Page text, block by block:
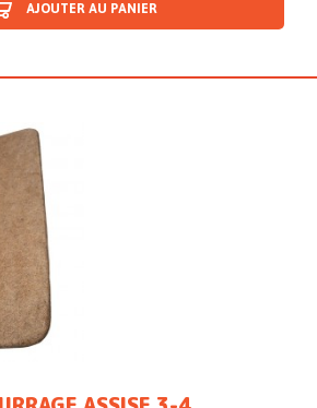
AJOUTER AU PANIER